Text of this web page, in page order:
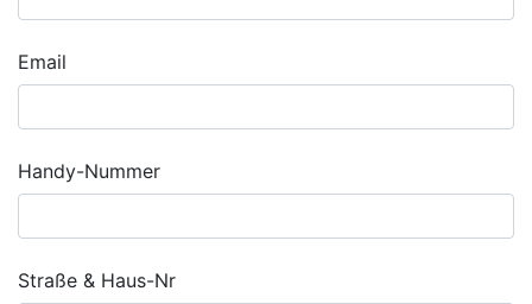
Email
Handy-Nummer
Straße & Haus-Nr